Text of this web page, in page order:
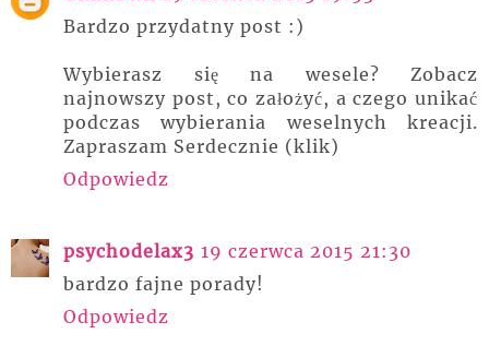
Bardzo przydatny post :)
Wybierasz się na wesele? Zobacz
najnowszy post, co założyć, a czego unikać
podczas wybierania weselnych kreacji.
Zapraszam Serdecznie (klik)
Odpowiedz
psychodelax3 19 czerwca 2015 21:30
bardzo fajne porady!
Odpowiedz